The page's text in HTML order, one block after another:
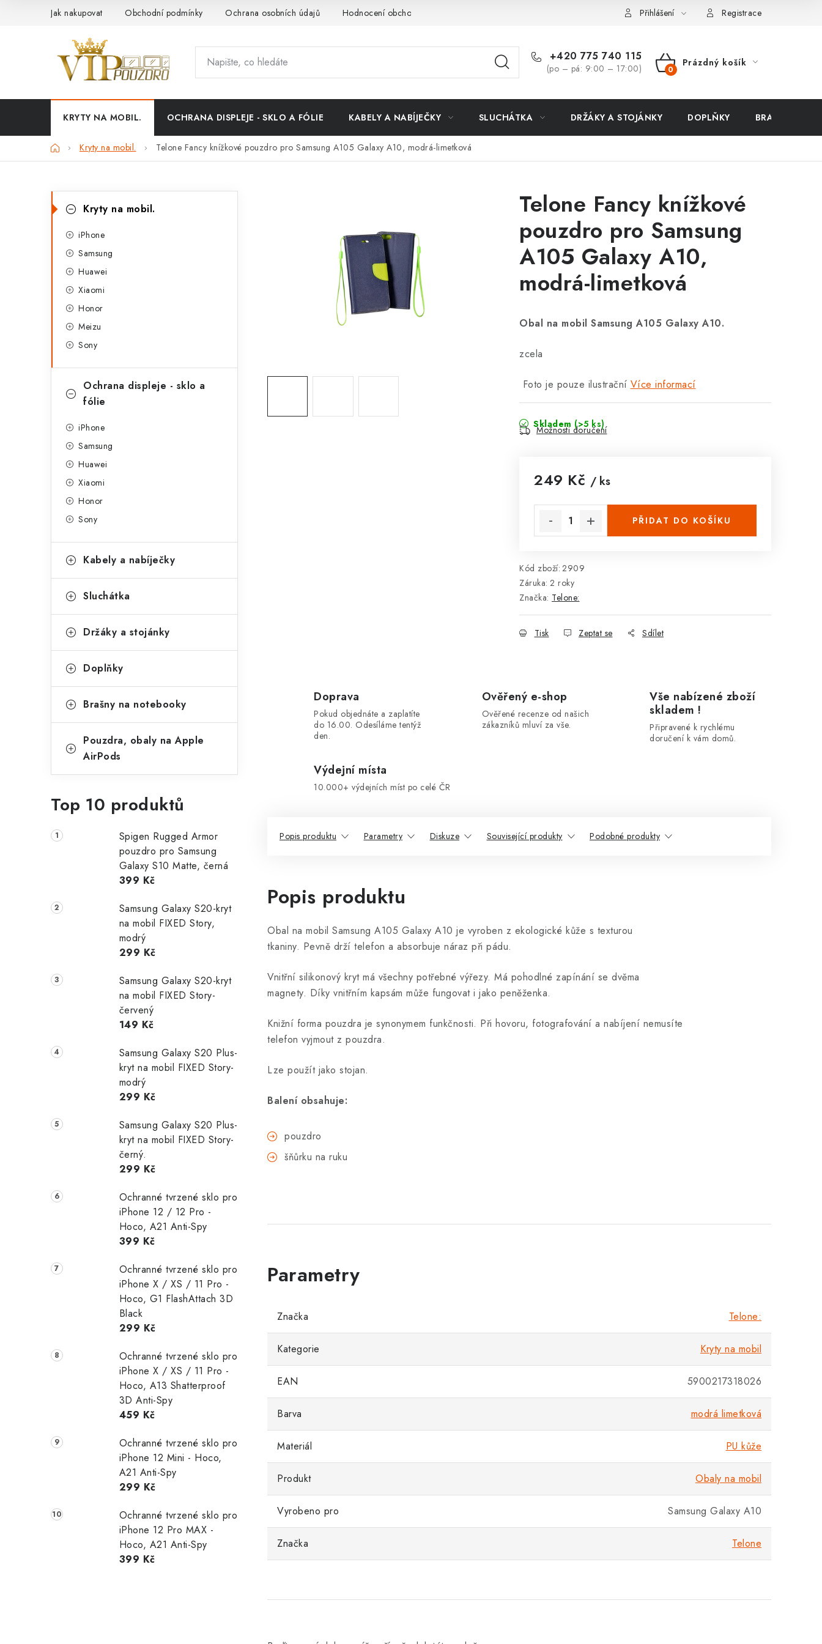
Jak nakupovat Obchodní podmínky Ochrana osobních údajů Hodnocení obchodu Vrácení zboží a reklamace Přihlášení Registrace
+420 775 740 115
(po – pá: 9:00 – 17:00)
NÁKUPNÍ
Prázdný košík
KRYTY NA MOBIL. OCHRANA DISPLEJE - SKLO A FÓLIE KABELY A NABÍJEČKY SLUCHÁTKA DRŽÁKY A STOJÁNKY DOPLŇKY BRAŠNY NA
DomůKryty na mobil. Telone Fancy knížkové pouzdro pro Samsung A105 Galaxy A10, modrá-limetková
P
n
kategorie
K
a
e
Kryty na mobil.
iPhone
Samsung
Huawei
Xiaomi
Honor
Meizu
Sony
Ochrana displeje - sklo a
fólie
iPhone
Samsung
Huawei
Xiaomi
Honor
Sony
Kabely a nabíječky
Sluchátka
Držáky a stojánky
Doplňky
Brašny na notebooky
Pouzdra, obaly na Apple
AirPods
Top 10 produktů
Spigen Rugged Armor
pouzdro pro Samsung
Galaxy S10 Matte, černá
399 Kč
Samsung Galaxy S20-kryt
na mobil FIXED Story,
modrý
299 Kč
Samsung Galaxy S20-kryt
na mobil FIXED Story-
červený
149 Kč
Samsung Galaxy S20 Plus-
kryt na mobil FIXED Story-
modrý
299 Kč
Samsung Galaxy S20 Plus-
kryt na mobil FIXED Story-
černý.
299 Kč
Ochranné tvrzené sklo pro
iPhone 12 / 12 Pro -
Hoco, A21 Anti-Spy
399 Kč
Ochranné tvrzené sklo pro
iPhone X / XS / 11 Pro -
Hoco, G1 FlashAttach 3D
Black
299 Kč
Ochranné tvrzené sklo pro
iPhone X / XS / 11 Pro -
Hoco, A13 Shatterproof
3D Anti-Spy
459 Kč
Ochranné tvrzené sklo pro
iPhone 12 Mini - Hoco,
A21 Anti-Spy
299 Kč
Ochranné tvrzené sklo pro
iPhone 12 Pro MAX -
Hoco, A21 Anti-Spy
399 Kč
Telone Fancy knížkové
pouzdro pro Samsung
A105 Galaxy A10,
modrá-limetková
Obal na mobil Samsung A105 Galaxy A10.
zcela
Foto je pouze ilustrační Více informací
Skladem (>5 ks)
Možnosti doručení
249 Kč / ks
PŘIDAT DO KOŠÍKU
Kód zboží: 2909
Záruka: 2 roky
Značka: Telone:
Tisk Zeptat se Sdílet
Doprava
Pokud objednáte a zaplatíte
do 16.00. Odesíláme tentýž
den.
Ověřený e-shop
Ověřené recenze od našich
zákazníků mluví za vše.
Vše nabízené zboží
skladem !
Připravené k rychlému
doručení k vám domů.
Výdejní místa
10.000+ výdejních míst po celé ČR
Popis produktu Parametry Diskuze Související produkty Podobné produkty
Popis produktu
Obal na mobil Samsung A105 Galaxy A10 je vyroben z ekologické kůže s texturou
tkaniny. Pevně ​​drží telefon a absorbuje náraz při pádu.
Vnitřní silikonový kryt má všechny potřebné výřezy. Má pohodlné zapínání se dvěma
magnety. Díky vnitřním kapsám může fungovat i jako peněženka.
Knižní forma pouzdra je synonymem funkčnosti. Při hovoru, fotografování a nabíjení nemusíte
telefon vyjmout z pouzdra.
Lze použít jako stojan.
Balení obsahuje:
pouzdro
šňůrku na ruku
Značka Telone:
Kategorie Kryty na mobil
EAN 5900217318026
Barva modrá limetková
Materiál PU kůže
Produkt Obaly na mobil
Vyrobeno pro Samsung Galaxy A10
Značka Telone